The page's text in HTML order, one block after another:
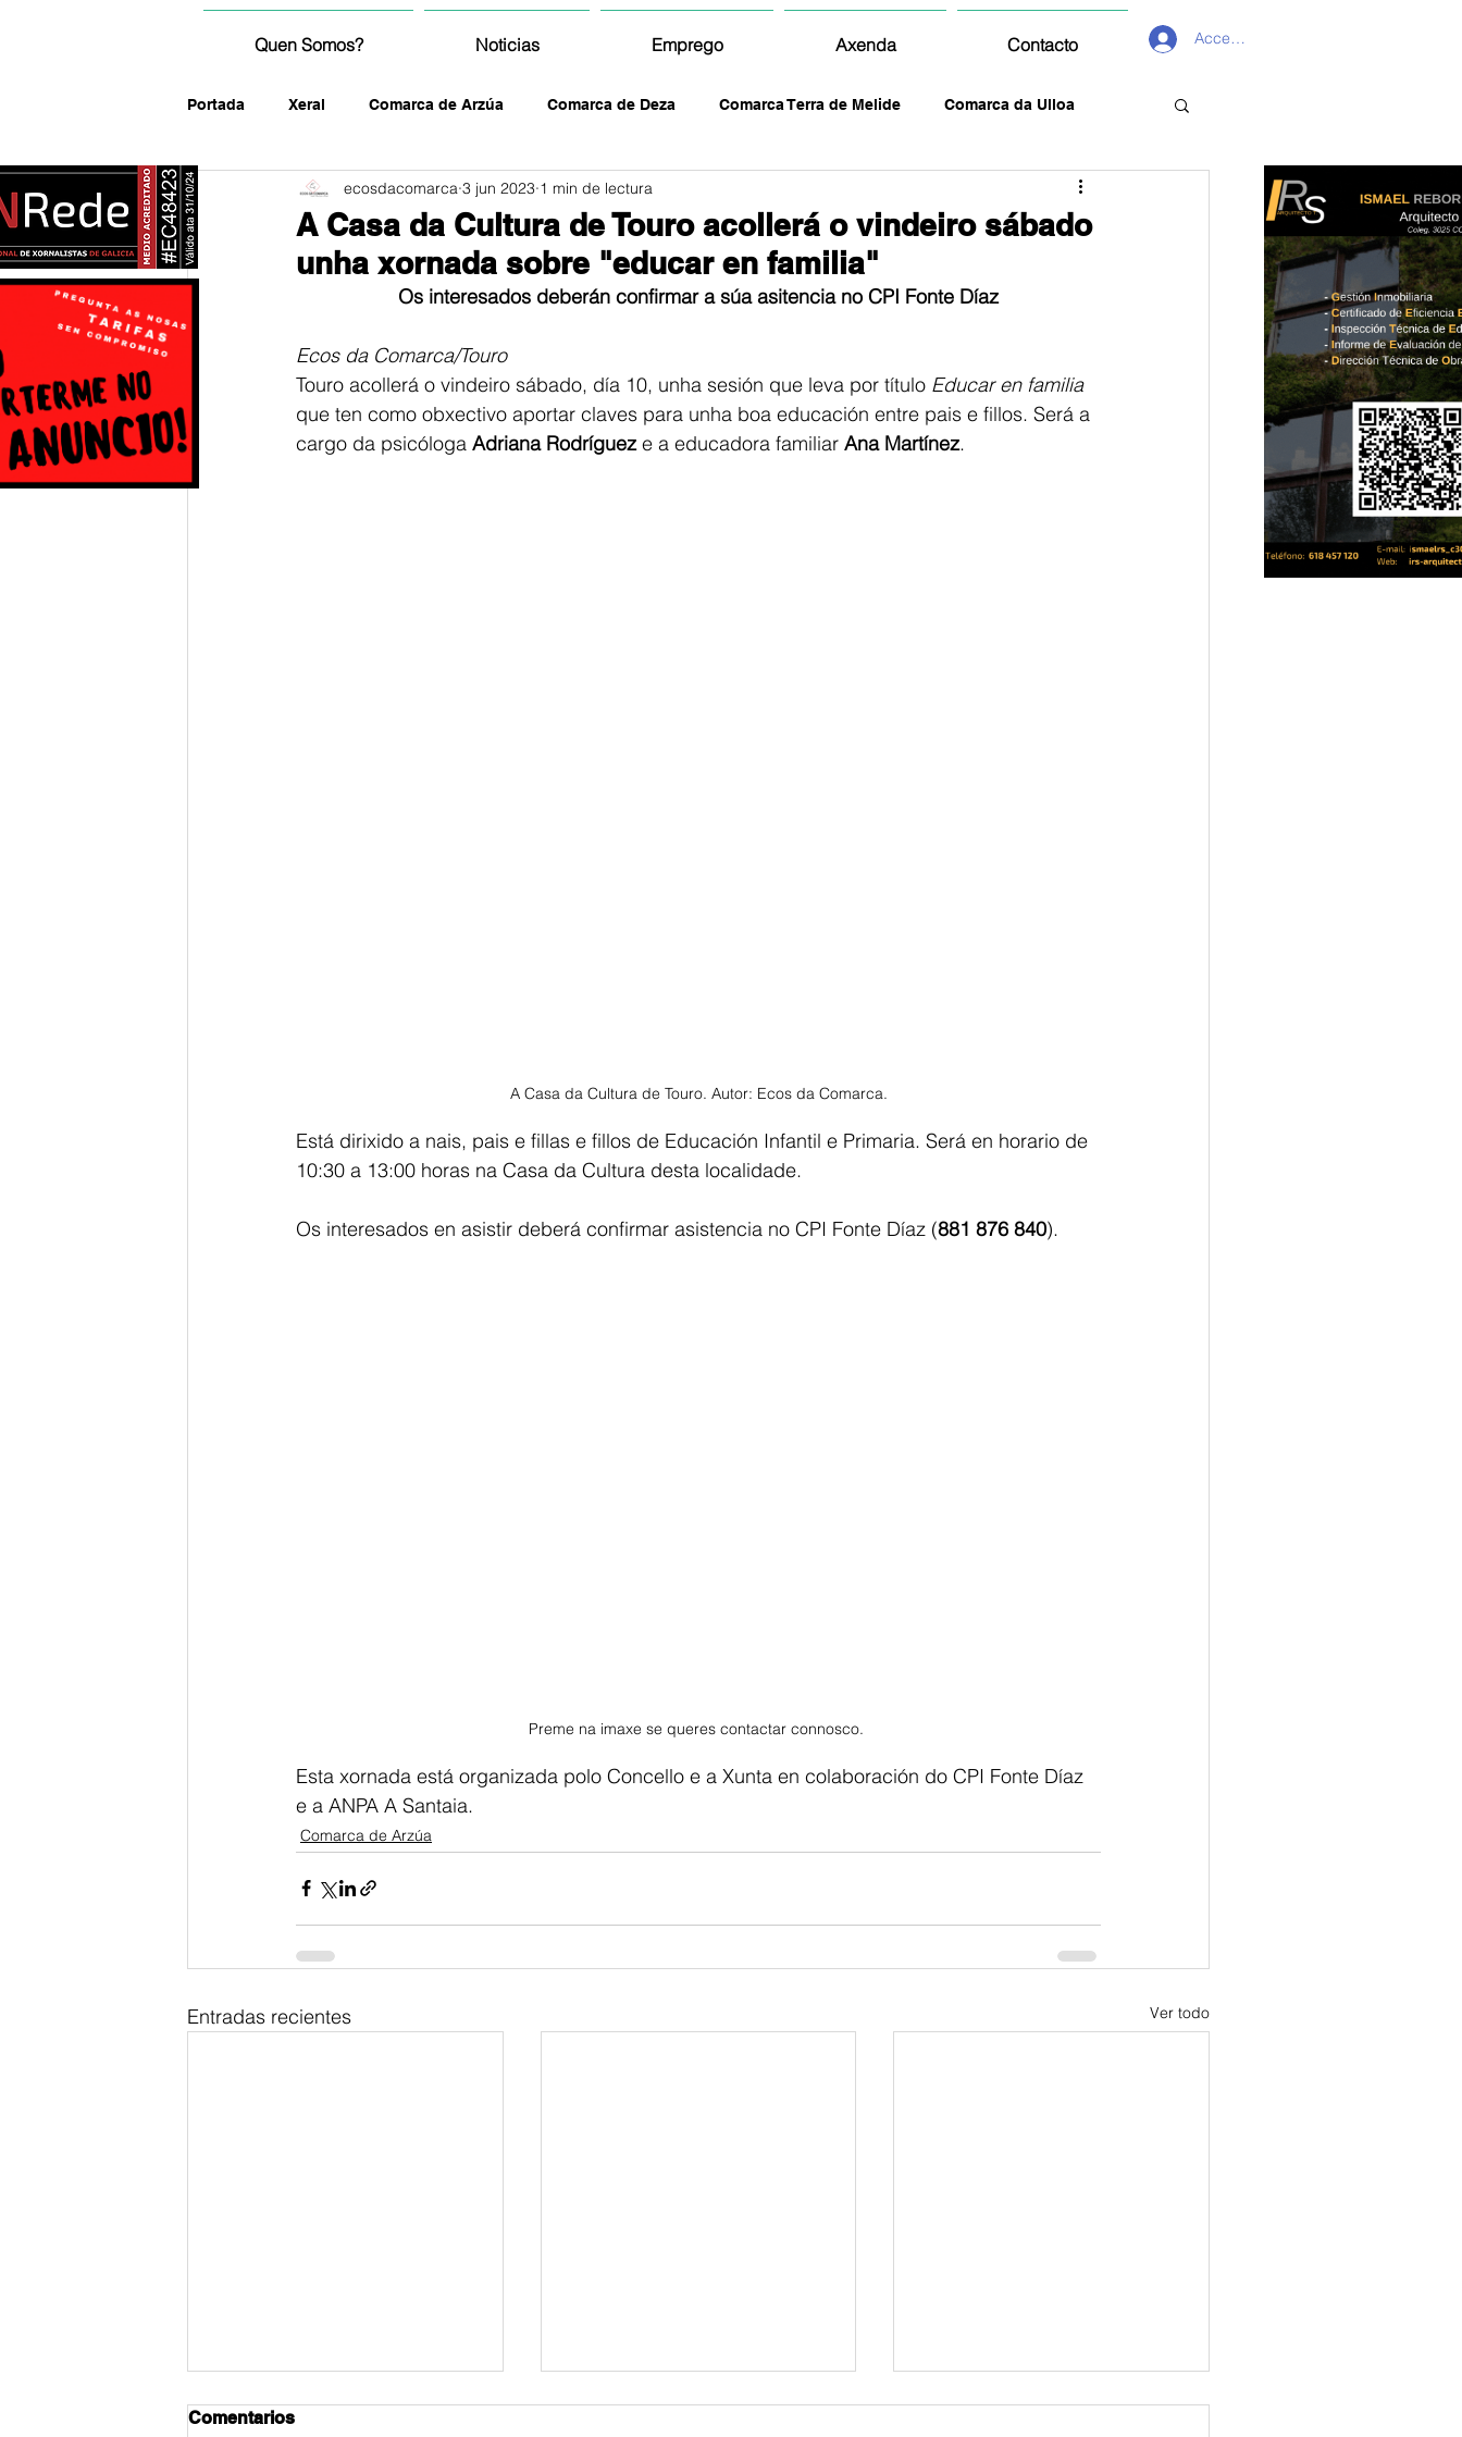
Quen Somos? Noticias Emprego Axenda Contacto Acceder
Portada Xeral Comarca de Arzúa Comarca de Deza Comarca Terra de Melide Comarca da Ulloa
fotografía
A Casa da Cultura de Touro acollerá o vindeiro sábado
unha xornada sobre "educar en familia"
ecosdacomarca 3 jun 2023 1 min de lectura
Os interesados deberán confirmar a súa asitencia no CPI Fonte Díaz
Ecos da Comarca/Touro
Touro acollerá o vindeiro sábado, día 10, unha sesión que leva por título Educar en familia
que ten como obxectivo aportar claves para unha boa educación entre pais e fillos. Será a
cargo da psicóloga Adriana Rodríguez e a educadora familiar Ana Martínez.
A Casa da Cultura de Touro. Autor: Ecos da Comarca.
Está dirixido a nais, pais e fillas e fillos de Educación Infantil e Primaria. Será en horario de
10:30 a 13:00 horas na Casa da Cultura desta localidade.
Os interesados en asistir deberá confirmar asistencia no CPI Fonte Díaz (881 876 840).
Preme na imaxe se queres contactar connosco.
Esta xornada está organizada polo Concello e a Xunta en colaboración do CPI Fonte Díaz
e a ANPA A Santaia.
Comarca de Arzúa
Entradas recientes Ver todo
Comentarios